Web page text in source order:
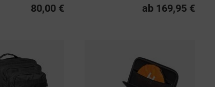
80,00 € ab 169,95 €